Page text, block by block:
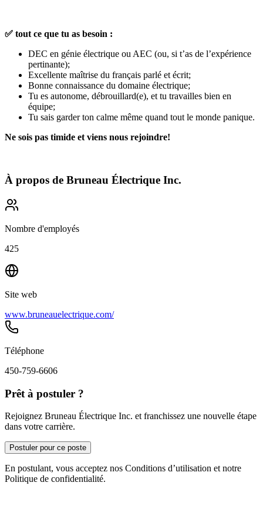
✅ tout ce que tu as besoin :
DEC en génie électrique ou AEC (ou, si t’as de l’expérience
pertinante);
Excellente maîtrise du français parlé et écrit;
Bonne connaissance du domaine électrique;
Tu es autonome, débrouillard(e), et tu travailles bien en
équipe;
Tu sais garder ton calme même quand tout le monde panique.
Ne sois pas timide et viens nous rejoindre!
À propos de Bruneau Électrique Inc.
Nombre d'employés
425
Site web
www.bruneauelectrique.com/
Téléphone
450-759-6606
Prêt à postuler ?
Rejoignez Bruneau Électrique Inc. et franchissez une nouvelle étape
dans votre carrière.
Postuler pour ce poste
En postulant, vous acceptez nos Conditions d’utilisation et notre
Politique de confidentialité.